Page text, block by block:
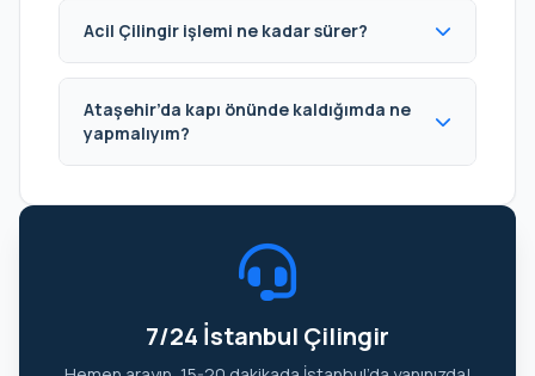
Acil Çilingir işlemi ne kadar sürer?
Ataşehir’da kapı önünde kaldığımda ne
yapmalıyım?
7/24 İstanbul Çilingir